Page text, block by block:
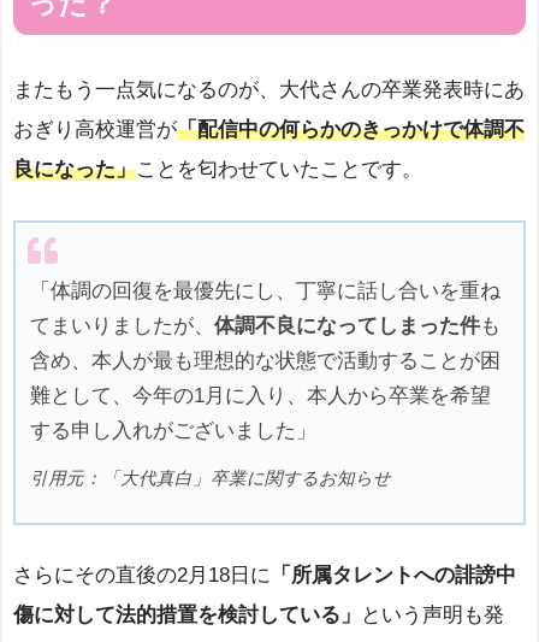
またもう一点気になるのが、大代さんの卒業発表時にあ
おぎり高校運営が「配信中の何らかのきっかけで体調不
良になった」ことを匂わせていたことです。
「体調の回復を最優先にし、丁寧に話し合いを重ね
てまいりましたが、 体調不良になってしまった件も
含め、本人が最も理想的な状態で活動することが困
難として、今年の1月に入り、本人から卒業を希望
する申し入れがございました」
引用元：「大代真白」卒業に関するお知らせ
さらにその直後の2月18日に 「所属タレントへの誹謗中
傷に対して法的措置を検討している」
という声明も発